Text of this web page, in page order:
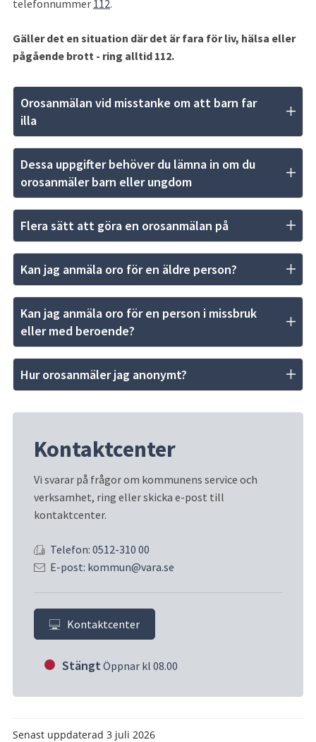
telefonnummer 112.
Gäller det en situation där det är fara för liv, hälsa eller
pågående brott - ring alltid 112.
Orosanmälan vid misstanke om att barn far
illa
Dessa uppgifter behöver du lämna in om du
orosanmäler barn eller ungdom
Flera sätt att göra en orosanmälan på
Kan jag anmäla oro för en äldre person?
Kan jag anmäla oro för en person i missbruk
eller med beroende?
Hur orosanmäler jag anonymt?
Kontaktcenter
Vi svarar på frågor om kommunens service och
verksamhet, ring eller skicka e-post till
kontaktcenter.
Telefon: 0512-310 00
E-post: kommun@vara.se
Kontaktcenter
Stängt Öppnar kl 08.00
Senast uppdaterad 3 juli 2026